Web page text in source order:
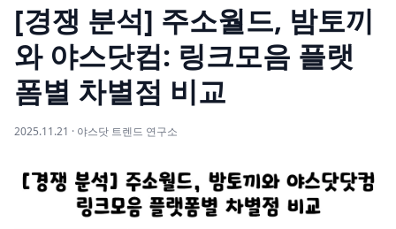
[경쟁 분석] 주소월드, 밤토끼
와 야스닷컴: 링크모음 플랫
폼별 차별점 비교
2025.11.21 · 야스닷 트렌드 연구소